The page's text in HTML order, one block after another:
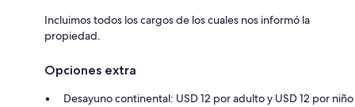
Incluimos todos los cargos de los cuales nos informó la
propiedad.
Opciones extra
Desayuno continental: USD 12 por adulto y USD 12 por niño